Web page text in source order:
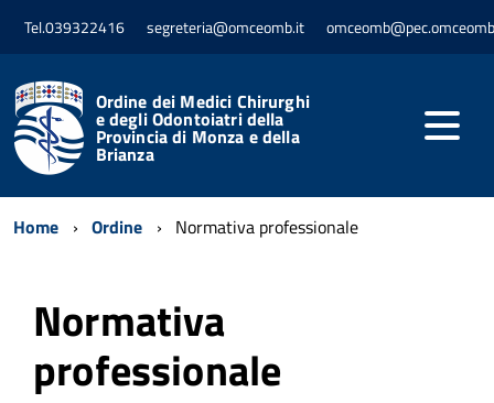
Tel.039322416 segreteria@omceomb.it
Ordine dei Medici Chirurghi
e degli Odontoiatri della
Provincia di Monza e della
Brianza
Home Ordine Normativa professionale
Normativa
professionale